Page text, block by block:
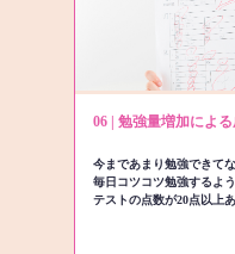
06 | 勉強量増加によ
今まであまり勉強できて
毎日コツコツ勉強するよ
テストの点数が20点以上